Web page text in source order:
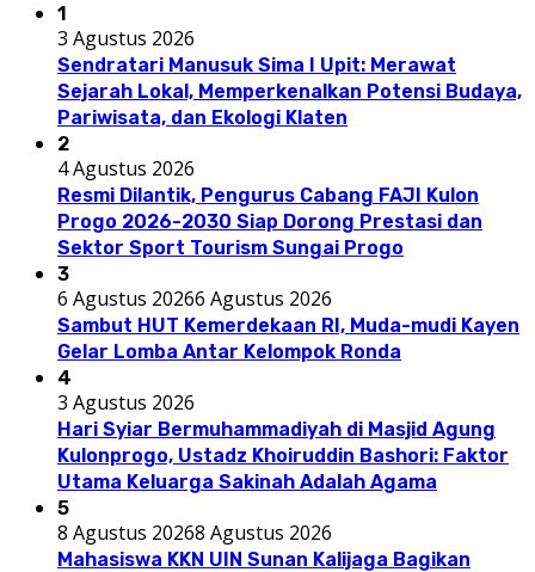
1
3 Agustus 2026
Sendratari Manusuk Sima I Upit: Merawat
Sejarah Lokal, Memperkenalkan Potensi Budaya,
Pariwisata, dan Ekologi Klaten
2
4 Agustus 2026
Resmi Dilantik, Pengurus Cabang FAJI Kulon
Progo 2026-2030 Siap Dorong Prestasi dan
Sektor Sport Tourism Sungai Progo
3
6 Agustus 20266 Agustus 2026
Sambut HUT Kemerdekaan RI, Muda-mudi Kayen
Gelar Lomba Antar Kelompok Ronda
4
3 Agustus 2026
Hari Syiar Bermuhammadiyah di Masjid Agung
Kulonprogo, Ustadz Khoiruddin Bashori: Faktor
Utama Keluarga Sakinah Adalah Agama
5
8 Agustus 20268 Agustus 2026
Mahasiswa KKN UIN Sunan Kalijaga Bagikan